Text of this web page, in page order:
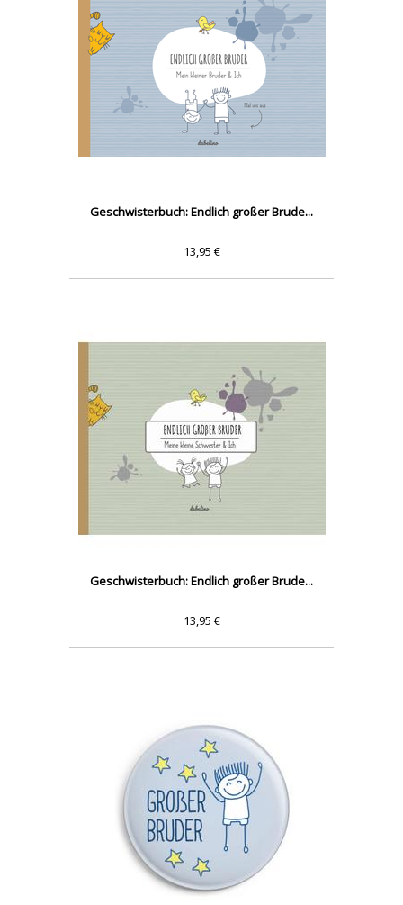
Geschwisterbuch: Endlich großer Brude...
13,95 €
Geschwisterbuch: Endlich großer Brude...
13,95 €